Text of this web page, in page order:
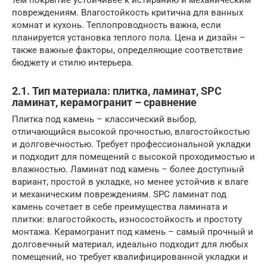
повреждениям. Влагостойкость критична для ванных
комнат и кухонь. Теплопроводность важна, если
планируется установка теплого пола. Цена и дизайн –
также важные факторы, определяющие соответствие
бюджету и стилю интерьера.
2.1. Тип материала: плитка, ламинат, SPC
ламинат, керамогранит – сравнение
Плитка под камень – классический выбор,
отличающийся высокой прочностью, влагостойкостью
и долговечностью. Требует профессиональной укладки
и подходит для помещений с высокой проходимостью и
влажностью. Ламинат под камень – более доступный
вариант, простой в укладке, но менее устойчив к влаге
и механическим повреждениям. SPC ламинат под
камень сочетает в себе преимущества ламината и
плитки: влагостойкость, износостойкость и простоту
монтажа. Керамогранит под камень – самый прочный и
долговечный материал, идеально подходит для любых
помещений, но требует квалифицированной укладки и